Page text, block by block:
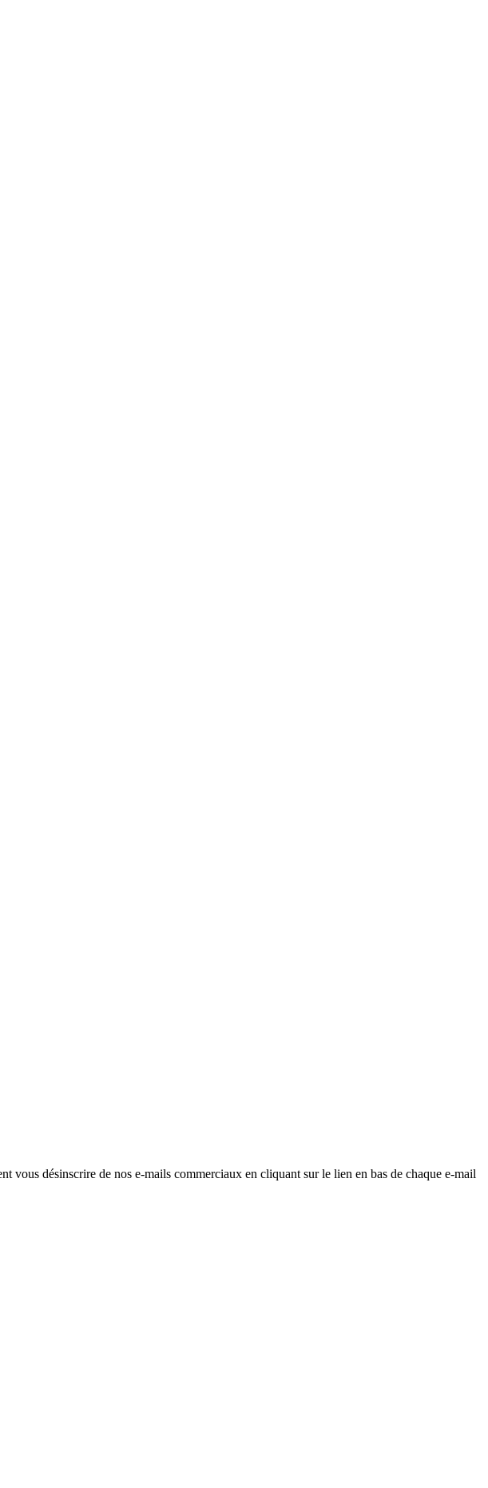
vous désinscrire de nos e-mails commerciaux en cliquant sur le lien en bas de chaque e-mail